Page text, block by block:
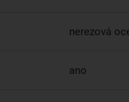
nerezová
ano